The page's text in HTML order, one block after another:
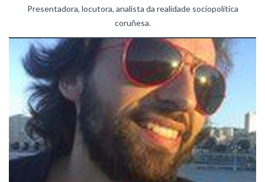
Presentadora, locutora, analista da realidade sociopolítica
coruñesa.